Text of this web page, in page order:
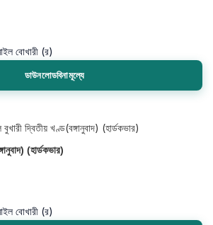
বোখারী (র)
ডাউনলোডবিনামূল্যে
(হার্ডকভার)
বোখারী (র)